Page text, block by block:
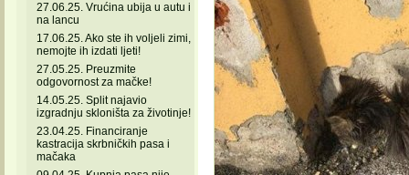
27.06.25. Vrućina ubija u autu i
na lancu
17.06.25. Ako ste ih voljeli zimi,
nemojte ih izdati ljeti!
27.05.25. Preuzmite
odgovornost za mačke!
14.05.25. Split najavio
izgradnju skloništa za životinje!
23.04.25. Financiranje
kastracija skrbničkih pasa i
mačaka